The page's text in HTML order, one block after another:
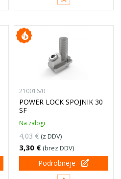
210016/0
POWER LOCK SPOJNIK 30
SF
Na zalogi
4,03 € (z DDV)
3,30 € (brez DDV)
Podrobneje